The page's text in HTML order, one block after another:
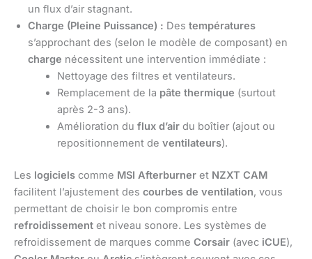
un flux d’air stagnant.
Charge (Pleine Puissance) : Des températures
s’approchant des (selon le modèle de composant) en
charge nécessitent une intervention immédiate :
Nettoyage des filtres et ventilateurs.
Remplacement de la pâte thermique (surtout
après 2-3 ans).
Amélioration du flux d’airdu boîtier (ajout ou
repositionnement de ventilateurs).
Les logiciels comme MSI Afterburner et NZXT CAM
facilitent l’ajustement des courbes de ventilation, vous
permettant de choisir le bon compromis entre
refroidissement et niveau sonore. Les systèmes de
refroidissement de marques comme Corsair (avec iCUE),